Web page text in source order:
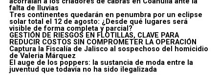
falta de lluvias
Tres continentes quedarán en penumbra por un eclipse
solar total el 12 de agosto: ¿Desde qué lugares será
visible de forma completa y parcial?
GESTIÓN DE RIESGOS EN FLOTILLAS, CLAVE PARA
REDUCIR COSTOS SIN COMPROMETER LA OPERACIÓN
Captura la Fiscalía de Jalisco al sospechoso del homicidio
de Valeria Márquez
El auge de los poppers: la sustancia de moda entre la
juventud que todavía no ha sido ilegalizada